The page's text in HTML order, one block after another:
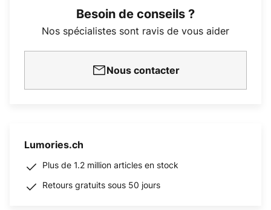
Besoin de conseils ?
Nos spécialistes sont ravis de vous aider
Nous contacter
Lumories.ch
Plus de 1.2 million articles en stock
Retours gratuits sous 50 jours